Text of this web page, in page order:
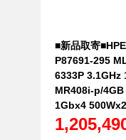
■新品取寄
P87691-295
6333P 3.1GHz
MR408i-p/
1Gbx4